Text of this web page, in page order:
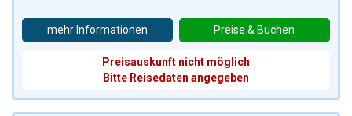
mehr Informationen
Preisauskunft nicht möglich
Bitte Reisedaten angegeben
Preise & Buchen